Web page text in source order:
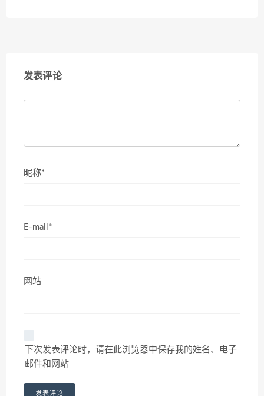
发表评论
昵称*
E-mail*
网站
下次发表评论时，请在此浏览器中保存我的姓名、电子
邮件和网站